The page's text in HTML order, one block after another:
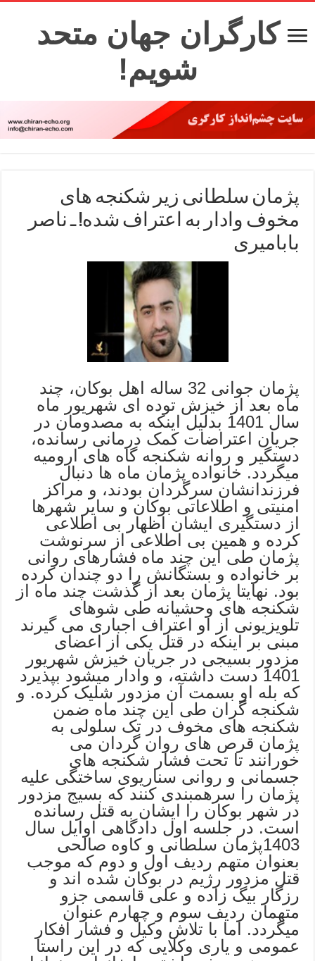
کارگران جهان متحد
شویم!
پژمان سلطانی زیر شکنجه های
مخوف وادار به اعتراف شده! ـ ناصر
بابامیری
پژمان جوانی 32 ساله اهل بوکان، چند
ماه بعد از خیزش توده ای شهریور ماه
سال 1401 بدلیل اینکه به مصدومان در
جریان اعتراضات کمک درمانی رسانده،
دستگیر و روانه شکنجه گاه های ارومیه
میگردد. خانواده پژمان ماه ها دنبال
فرزندانشان سرگردان بودند، و مراکز
امنیتی و اطلاعاتی بوکان و سایر شهرها
از دستگیری ایشان اظهار بی اطلاعی
کرده و همین بی اطلاعی از سرنوشت
پژمان طی این چند ماه فشارهای روانی
بر خانواده و بستگانش را دو چندان کرده
بود. نهایتا پژمان بعد از گذشت چند ماه از
شکنجه های وحشیانه طی شوهای
تلویزیونی از او اعتراف اجباری می گیرند
مبنی بر اینکه در قتل یکی از اعضای
مزدور بسیجی در جریان خیزش شهریور
1401 دست داشته، و وادار میشود بپذیرد
که بله او بسمت آن مزدور شلیک کرده. و
شکنجه گران طی این چند ماه ضمن
شکنجه های مخوف در تک سلولی به
پژمان قرص های روان گردان می
خورانند تا تحت فشار شکنجه های
جسمانی و روانی سناریوی ساختگی علیه
پژمان را سرهمبندی کنند که بسیج مزدور
در شهر بوکان را ایشان به قتل رسانده
است. در جلسه اول دادگاهی اوایل سال
1403پژمان سلطانی و کاوه صالحی
بعنوان متهم ردیف اول و دوم که موجب
قتل مزدور رژیم در بوکان شده اند و
رزگار بیگ زاده و علی قاسمی جزو
متهمان ردیف سوم و چهارم عنوان
میگردد. اما با تلاش وکیل و فشار افکار
عمومی و یاری وکلایی که در این راستا